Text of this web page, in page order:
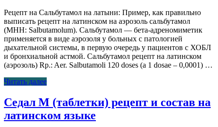
Рецепт на Сальбутамол на латыни: Пример, как правильно
выписать рецепт на латинском на аэрозоль сальбутамол
(МНН: Salbutamolum). Сальбутамол — бета-адреномиметик
применяется в виде аэрозоля у больных с патологией
дыхательной системы, в первую очередь у пациентов с ХОБЛ
и бронхиальной астмой. Cальбутамол рецепт на латинском
(аэрозоль) Rp.: Aer. Salbutamoli 120 doses (а 1 dosae – 0,0001) …
Читать далее
Седал М (таблетки) рецепт и состав на
латинском языке